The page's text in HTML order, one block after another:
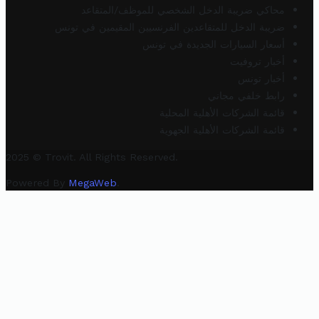
محاكي ضريبة الدخل الشخصي للموظف/المتقاعد
ضريبة الدخل للمتقاعدين الفرنسيين المقيمين في تونس
أسعار السيارات الجديدة في تونس
أخبار تروفيت
أخبار تونس
رابط خلفي مجاني
قائمة الشركات الأهلية المحلية
قائمة الشركات الأهلية الجهوية
2025 © Trovit. All Rights Reserved.
Powered By MegaWeb